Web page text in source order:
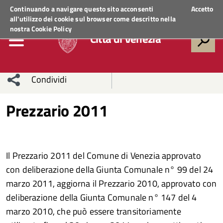
Continuando a navigare questo sito acconsenti
all'utilizzo dei cookie sul browser come descritto nella
nostraCookie Policy
Accetto
Regione VenetoACCEDI AI SERVIZI
Città di Venezia
Condividi
network
Condividi
Condividi
Facebook
su
Twitter
Condividi
su
Facebook
Condividi
su
Prezzario 2011
Il Prezzario 2011 del Comune di Venezia approvato
con deliberazione della Giunta Comunale n° 99 del 24
marzo 2011, aggiorna il Prezzario 2010, approvato con
deliberazione della Giunta Comunale n° 147 del 4
marzo 2010, che può essere transitoriamente